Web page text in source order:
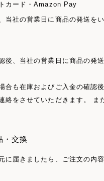
カード・Amazon Pay
当社の営業日に商品の発送をい
後、当社の営業日に商品の発送
合も在庫およびご入金の確認
絡をさせていただきます。 ま
・交換
に届きましたら、ご注文の内